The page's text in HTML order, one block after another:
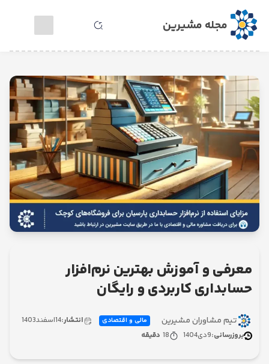
مجله مشیرین
آنلاین
و آموزش بهترین نرم‌افزار
کاربردی و رایگان
مشاوران مشیرین مالی و اقتصادی انتشار:14 اسفند1403
9دی1404
18 دقیقه